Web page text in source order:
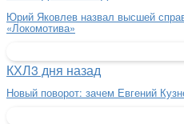
Юрий Яковлев назвал высшей
«Локомотива»
КХЛ3 дня назад
Новый поворот: зачем Евгений